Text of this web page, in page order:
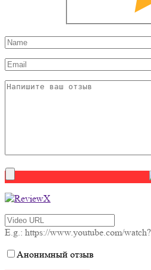
E.g.: https://www.youtube.com/
Анонимный отзыв